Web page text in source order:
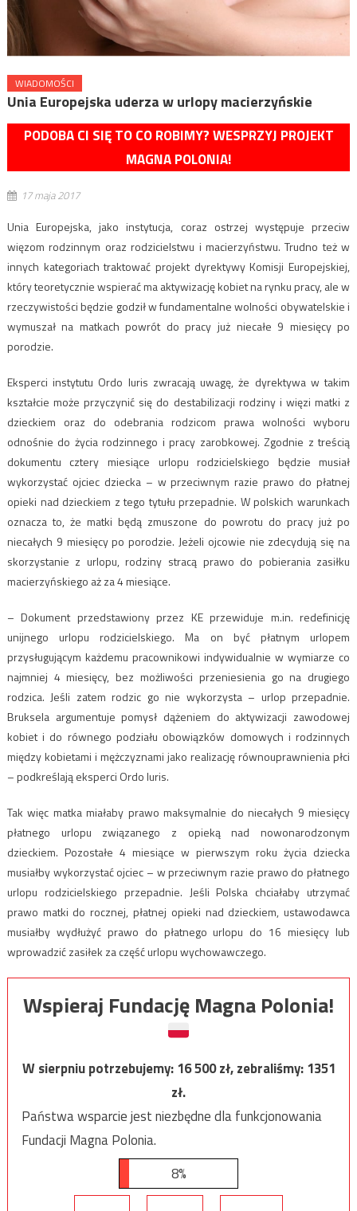
WIADOMOŚCI
Unia Europejska uderza w urlopy macierzyńskie
PODOBA CI SIĘ TO CO ROBIMY? WESPRZYJ PROJEKT
MAGNA POLONIA!
17 maja 2017
Unia Europejska, jako instytucja, coraz ostrzej występuje przeciw
więzom rodzinnym oraz rodzicielstwu i macierzyństwu. Trudno też w
innych kategoriach traktować projekt dyrektywy Komisji Europejskiej,
który teoretycznie wspierać ma aktywizację kobiet na rynku pracy, ale w
rzeczywistości będzie godził w fundamentalne wolności obywatelskie i
wymuszał na matkach powrót do pracy już niecałe 9 miesięcy po
porodzie.
Eksperci instytutu Ordo Iuris zwracają uwagę, że dyrektywa w takim
kształcie może przyczynić się do destabilizacji rodziny i więzi matki z
dzieckiem oraz do odebrania rodzicom prawa wolności wyboru
odnośnie do życia rodzinnego i pracy zarobkowej. Zgodnie z treścią
dokumentu cztery miesiące urlopu rodzicielskiego będzie musiał
wykorzystać ojciec dziecka – w przeciwnym razie prawo do płatnej
opieki nad dzieckiem z tego tytułu przepadnie. W polskich warunkach
oznacza to, że matki będą zmuszone do powrotu do pracy już po
niecałych 9 miesięcy po porodzie. Jeżeli ojcowie nie zdecydują się na
skorzystanie z urlopu, rodziny stracą prawo do pobierania zasiłku
macierzyńskiego aż za 4 miesiące.
– Dokument przedstawiony przez KE przewiduje m.in. redefinicję
unijnego urlopu rodzicielskiego. Ma on być płatnym urlopem
przysługującym każdemu pracownikowi indywidualnie w wymiarze co
najmniej 4 miesięcy, bez możliwości przeniesienia go na drugiego
rodzica. Jeśli zatem rodzic go nie wykorzysta – urlop przepadnie.
Bruksela argumentuje pomysł dążeniem do aktywizacji zawodowej
kobiet i do równego podziału obowiązków domowych i rodzinnych
między kobietami i mężczyznami jako realizację równouprawnienia płci
– podkreślają eksperci Ordo Iuris.
Tak więc matka miałaby prawo maksymalnie do niecałych 9 miesięcy
płatnego urlopu związanego z opieką nad nowonarodzonym
dzieckiem. Pozostałe 4 miesiące w pierwszym roku życia dziecka
musiałby wykorzystać ojciec – w przeciwnym razie prawo do płatnego
urlopu rodzicielskiego przepadnie. Jeśli Polska chciałaby utrzymać
prawo matki do rocznej, płatnej opieki nad dzieckiem, ustawodawca
musiałby wydłużyć prawo do płatnego urlopu do 16 miesięcy lub
wprowadzić zasiłek za część urlopu wychowawczego.
Wspieraj Fundację Magna Polonia!
W sierpniu potrzebujemy:16 500zł, zebraliśmy:1351
zł.
Państwa wsparcie jest niezbędne dla funkcjonowania
Fundacji Magna Polonia.
8%